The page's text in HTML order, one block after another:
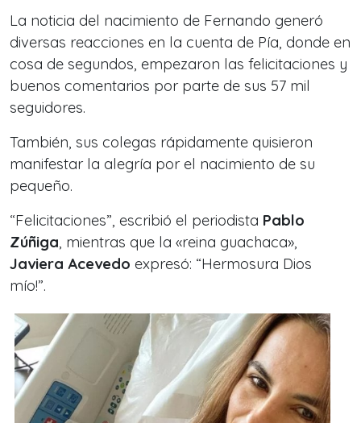
La noticia del nacimiento de Fernando generó
diversas reacciones en la cuenta de Pía, donde en
cosa de segundos, empezaron las felicitaciones y
buenos comentarios por parte de sus 57 mil
seguidores.
También, sus colegas rápidamente quisieron
manifestar la alegría por el nacimiento de su
pequeño.
“Felicitaciones”, escribió el periodista Pablo
Zúñiga, mientras que la «reina guachaca»,
Javiera Acevedo expresó: “Hermosura Dios
mío!”.